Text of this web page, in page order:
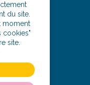
08
du site.
moment
cookies"
site.